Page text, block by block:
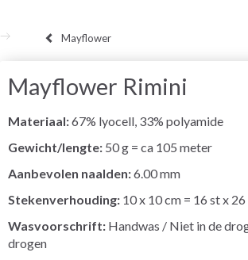
Mayflower
Mayflower Rimini
Materiaal:67% lyocell, 33% polyamide
Gewicht/lengte: 50 g = ca 105 meter
Aanbevolen naalden:6.00 mm
Stekenverhouding: 10 x 10 cm = 16 st x
Wasvoorschrift: Handwas / Niet in de
drogen